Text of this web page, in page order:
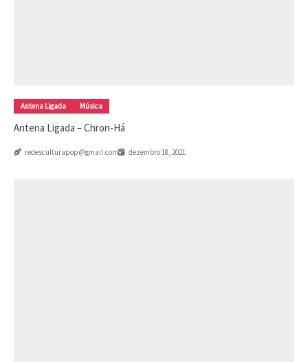
Antena Ligada Música
Antena Ligada – Chron-Há
redesculturapop@gmail.com dezembro 18, 2021